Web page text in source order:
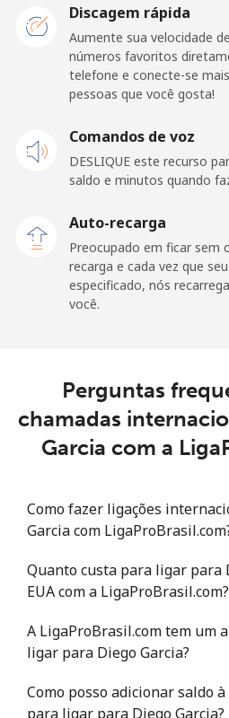
Celular ⁦60.5c⁩
Telefone
fixo
⁦41.5c⁩
Dominican Republic
Telefone
⁦7.9c⁩
Discagem rápida
Aumente sua velocidade
números favoritos
telefone e conecte-se
pessoas que você gosta!
Comandos de voz
DESLIQUE este recurso
saldo e minutos quando
Auto-recarga
Preocupado em ficar sem
recarga e cada vez que
especificado, nós
você.
Perguntas
chamadas
Garcia com a
Como fazer ligações
Garcia com
Quanto custa para ligar para
EUA com a LigaProBrasil.com?
A LigaProBrasil.com tem um
ligar para Diego Garcia?
Como posso adicionar saldo
para ligar para Diego Garcia?